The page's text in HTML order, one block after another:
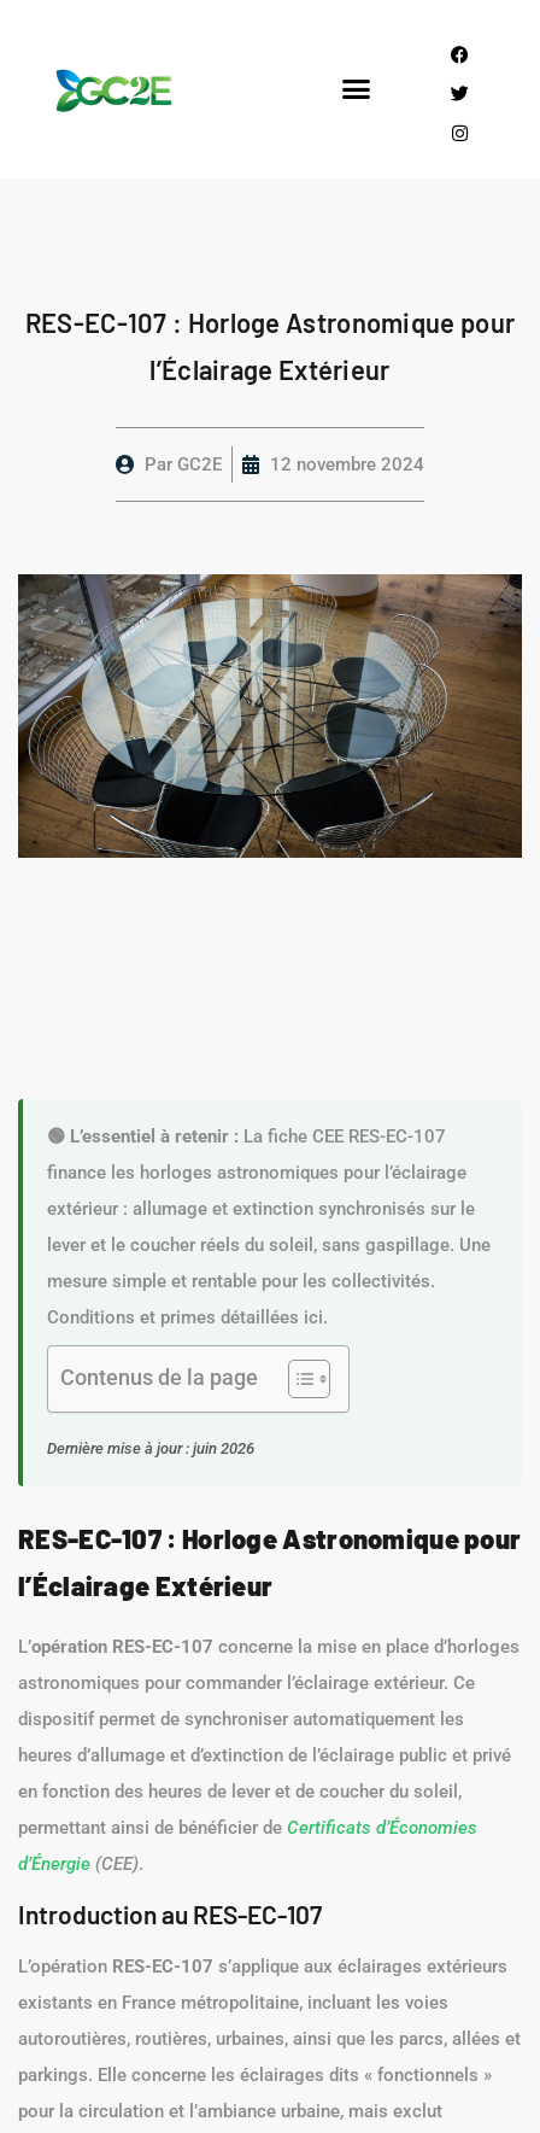
RES-EC-107 : Horloge Astronomique pour
l’Éclairage Extérieur
Par GC2E 12 novembre 2024
🟢 L’essentiel à retenir : La fiche CEE RES-EC-107
finance les horloges astronomiques pour l’éclairage
extérieur : allumage et extinction synchronisés sur le
lever et le coucher réels du soleil, sans gaspillage. Une
mesure simple et rentable pour les collectivités.
Conditions et primes détaillées ici.
Contenus de la page
Dernière mise à jour : juin 2026
RES-EC-107 : Horloge Astronomique pour
l’Éclairage Extérieur
L’opération RES-EC-107 concerne la mise en place d’horloges
astronomiques pour commander l’éclairage extérieur. Ce
dispositif permet de synchroniser automatiquement les
heures d’allumage et d’extinction de l’éclairage public et privé
en fonction des heures de lever et de coucher du soleil,
permettant ainsi de bénéficier de Certificats d’Économies
d’Énergie (CEE).
Introduction au RES-EC-107
L’opération RES-EC-107 s’applique aux éclairages extérieurs
existants en France métropolitaine, incluant les voies
autoroutières, routières, urbaines, ainsi que les parcs, allées et
parkings. Elle concerne les éclairages dits « fonctionnels »
pour la circulation et l’ambiance urbaine, mais exclut